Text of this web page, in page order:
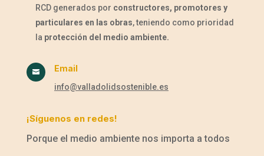
RCD generados por constructores, promotores y
particulares en las obras, teniendo como prioridad
la protección del medio ambiente.
 Email
info@valladolidsostenible.es
¡Síguenos en redes!
Porque el medio ambiente nos importa a todos